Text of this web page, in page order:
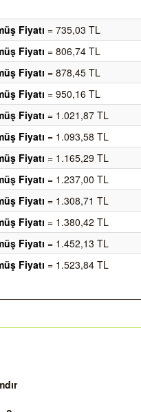
Fiyatı = 735,03 TL
Fiyatı = 806,74 TL
Fiyatı = 878,45 TL
Fiyatı = 950,16 TL
Fiyatı = 1.021,87 TL
Fiyatı = 1.093,58 TL
Fiyatı = 1.165,29 TL
Fiyatı = 1.237,00 TL
Fiyatı = 1.308,71 TL
Fiyatı = 1.380,42 TL
Fiyatı = 1.452,13 TL
Fiyatı = 1.523,84 TL